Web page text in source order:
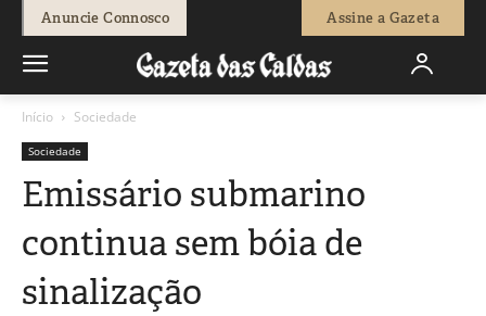
Anuncie Connosco Assine a Gazeta
Início Sociedade
Sociedade
Emissário submarino
continua sem bóia de
sinalização